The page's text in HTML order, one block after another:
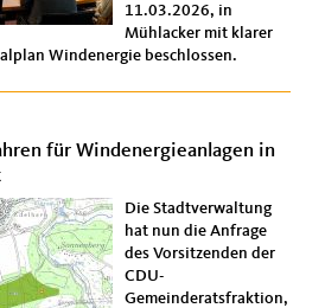
11.03.2026, in
Mühlacker mit klarer
Windenergie beschlossen.
für Windenergieanlagen in
Die Stadtverwaltung
hat nun die Anfrage
des Vorsitzenden der
CDU-
Gemeinderatsfraktion,